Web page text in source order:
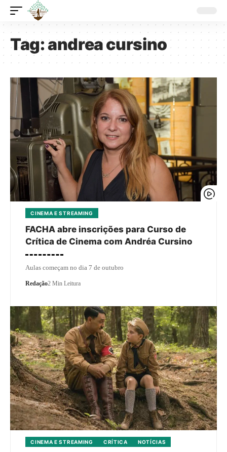
Tag:andrea cursino
CINEMA E STREAMING
FACHA abre inscrições para Curso de
Crítica de Cinema com Andréa Cursino
Aulas começam no dia 7 de outubro
Redação2 Min Leitura
CINEMA E STREAMING CRÍTICA NOTÍCIAS